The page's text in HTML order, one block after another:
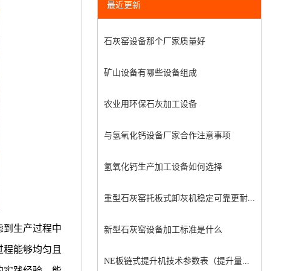
到生产过程中
能够均匀且
最近更新
石灰窑设备那个厂家质量好
矿山设备有哪些设备组成
农业用环保石灰加工设备
与氢氧化钙设备厂家合作注意事项
氢氧化钙生产加工设备如何选择
重型石灰窑托板式卸灰机稳定可靠更耐...
新型石灰窑设备加工标准是什么
NE板链式提升机技术参数表（提升量...